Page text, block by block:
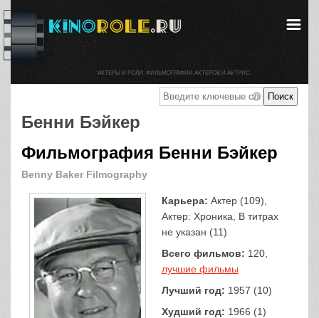
Бенни Бэйкер
Фильмография Бенни Бэйкер
Benny Baker Filmography
Карьера: Актер (109),
Актер: Хроника, В титрах
не указан (11)
Всего фильмов: 120,
лучшие фильмы
Лучший год: 1957 (10)
Худший год: 1966 (1)
АКТЕРЫ И РОЛИ. ФИЛЬМОГРАФИИ АКТЕРОВ И АКТРИС.